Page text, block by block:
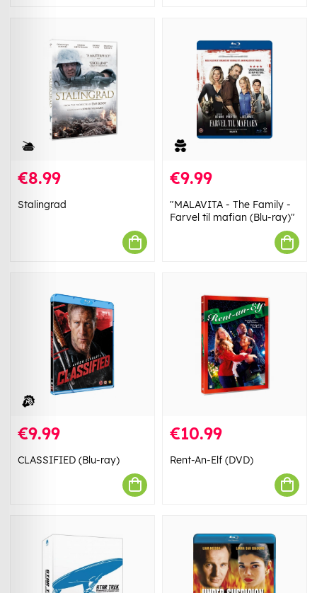
€8.99
Stalingrad
€9.99
"MALAVITA - The Family -
Farvel til mafian (Blu-ray)"
€9.99
CLASSIFIED (Blu-ray)
€10.99
Rent-An-Elf (DVD)